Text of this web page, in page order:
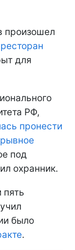
произошел
для
РФ,
пронести
под
охранник.
пять
было
.